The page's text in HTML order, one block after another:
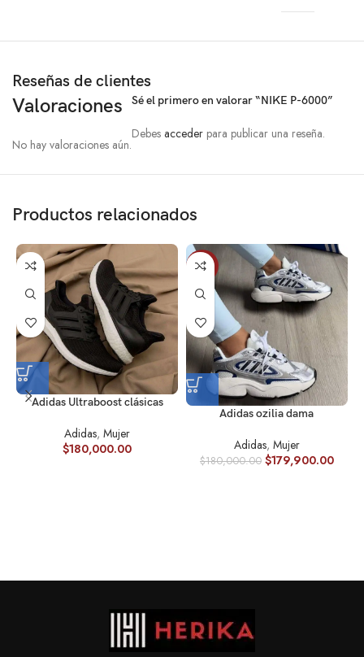
Reseñas de clientes
Valoraciones
No hay valoraciones aún.
Sé el primero en valorar “NIKE P-6000”
Debesacceder para publicar una reseña.
Productos relacionados
Adidas Ultraboost clásicas
Adidas, Mujer
$180,000.00
SALE
Adidas ozilia dama
Adidas, Mujer
$180,000.00 $179,900.00